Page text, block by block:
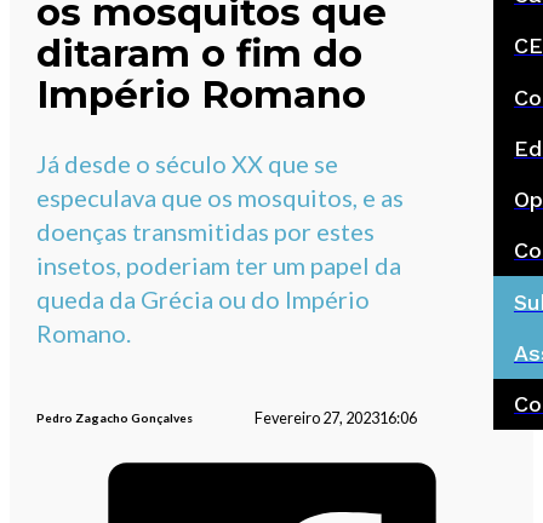
os mosquitos que
ditaram o fim do
Império Romano
Já desde o século XX que se
especulava que os mosquitos, e as
doenças transmitidas por estes
insetos, poderiam ter um papel da
queda da Grécia ou do Império
Romano.
Pedro Zagacho Gonçalves Fevereiro 27, 202316:06